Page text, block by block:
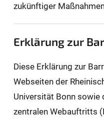
zukünftiger
Erklärung zur
Diese Erklärung zur
Webseiten der
Universität Bonn sowie
zentralen Webauftritts